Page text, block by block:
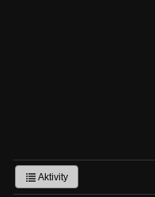
Aktivity